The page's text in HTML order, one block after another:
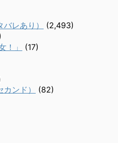
レあり）
(2,493)
！」
(17)
ンド）
(82)